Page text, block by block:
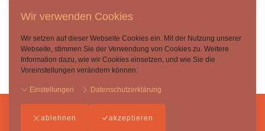
Wir verwenden Cookies
Wir setzen auf dieser Webseite Cookies ein. Mit der Nutzung unserer
Webseite, stimmen Sie der Verwendung von Cookies zu. Weitere
Information dazu, wie wir Cookies einsetzen, und wie Sie die
Voreinstellungen verändern können:
Einstellungen Datenschutzerklärung
ablehnen akzeptieren
Zurück
Impressum-AGB- Datenschutzerklärung-